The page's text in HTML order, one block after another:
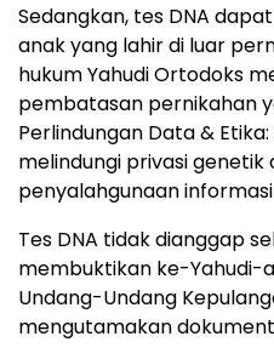
Sedangkan, tes DNA
anak yang lahir di luar
hukum Yahudi Ortodoks
pembatasan pernikahan
Perlindungan Data &
melindungi privasi
penyalahgunaan
Tes DNA tidak dianggap
membuktikan ke-Yahudi-
Undang-Undang
mengutamakan